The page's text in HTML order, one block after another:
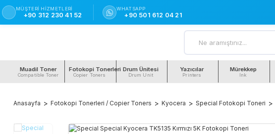
MÜŞTERI HIZMETLERI
+90 312 230 41 52
WHATSAPP
+90 501 612 04 21
Muadil Toner
Compatible Toner
Fotokopi Tonerleri
Copier Toners
Drum Ünitesi
Drum Unit
Yazıcılar
Printers
Mürekkep
Ink
Anasayfa Fotokopi Tonerleri / Copier Toners Kyocera Special Fotokopi Toneri